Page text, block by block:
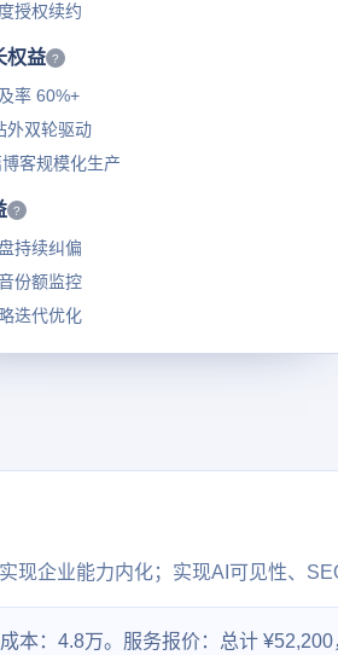
授权续约
权益 ?
率 60%+
外双轮驱动
客规模化生产
?
持续纠偏
份额监控
迭代优化
企业能力内化；实现AI可见性、
本：4.8万。服务报价：总计 ¥52,200